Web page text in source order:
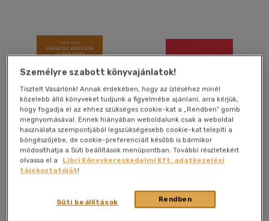
Magyar(3767)
Angol
Angol - német - francia -
olasz (1)
Francia (14)
Görög - magyar(1)
Horvát (2)
Latin(4)
több nyelv megjelenítése
Lehajolt hozzánk az élő
Isten
Roska Péter
Koronavírus és Krisztus
Személyre szabott könyvajánlatok!
Tisztelt Vásárlónk! Annak érdekében, hogy az ízléséhez minél
közelebb álló könyveket tudjunk a figyelmébe ajánlani, arra kérjük,
hogy fogadja el az ehhez szükséges cookie-kat a „Rendben” gomb
megnyomásával. Ennek hiányában weboldalunk csak a weboldal
használata szempontjából legszükségesebb cookie-kat telepíti a
böngészőjébe, de cookie-preferenciáit később is bármikor
módosíthatja a Süti beállítások menüpontban. További részletekért
olvassa el a
Libri Könyvkereskedelmi Kft. adatkezelési
tájékoztatóját!
Rendben
Süti beállítások